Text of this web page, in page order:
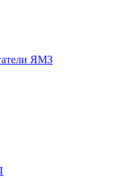
ЯМЗ